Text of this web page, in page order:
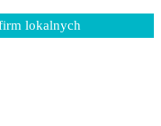
lokalnych